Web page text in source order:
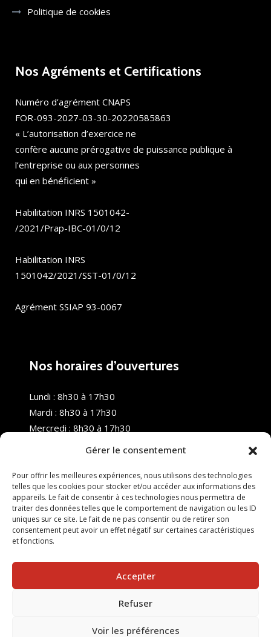
Gérer le consentement
Pour offrir les meilleures expériences, nous utilisons des technologies
telles que les cookies pour stocker et/ou accéder aux informations des
appareils. Le fait de consentir à ces technologies nous permettra de
traiter des données telles que le comportement de navigation ou les ID
uniques sur ce site. Le fait de ne pas consentir ou de retirer son
consentement peut avoir un effet négatif sur certaines caractéristiques
et fonctions.
Accepter
Refuser
Voir les préférences
Politique de cookies
Nos Agréments et Certifications
Numéro d’agrément CNAPS
FOR-093-2027-03-30-20220585863
« L’autorisation d’exercice ne
confère aucune prérogative de puissance publique à
l’entreprise ou aux personnes
qui en bénéficient »
Habilitation INRS 1501042-
/2021/Prap-IBC-01/0/12
Habilitation INRS
1501042/2021/SST-01/0/12
Agrément SSIAP 93-0067
Nos horaires d’ouvertures
Lundi : 8h30 à 17h30
Mardi : 8h30 à 17h30
Mercredi : 8h30 à 17h30
Samedi : Fermé
Dimanche : Fermé
© 2025 Nouvel R Formation - TOUS DROITS RÉSERVÉS -
SITE RÉALISÉ PAR :INGÉNIERIE TECH